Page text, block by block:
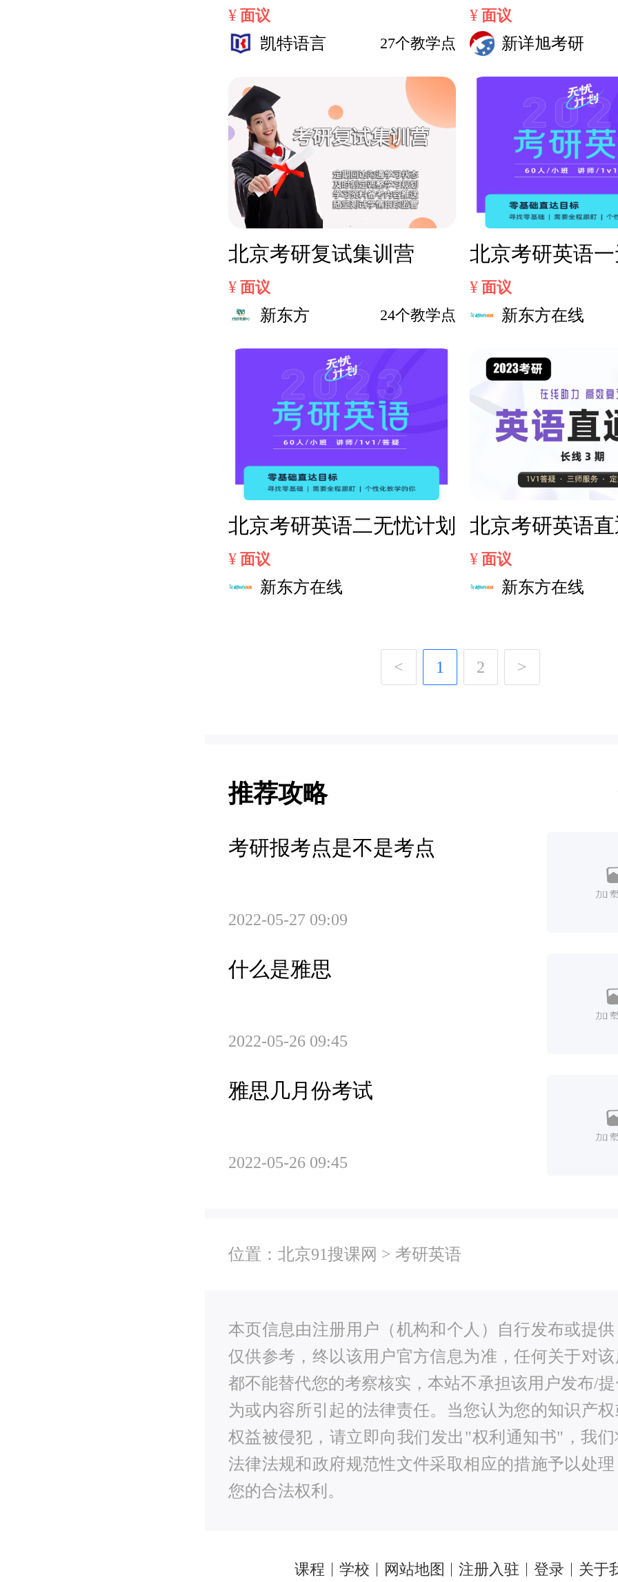
¥ 面议
凯特语言 27个教学点
¥ 面议
新详旭考研
北京考研复试集训营
¥ 面议
新东方 24个教学点
北京考研英语
¥ 面议
新东方在线
北京考研英语二无忧计划
¥ 面议
新东方在线
北京考研英语
¥ 面议
新东方在线
< 1 2 >
推荐攻略
考研报考点是不是考点
2022-05-27 09:09
什么是雅思
2022-05-26 09:45
雅思几月份考试
2022-05-26 09:45
位置： 北京91搜课网 > 考研英语
本页信息由注册用户（机构和个人）自行发布或提
仅供参考，终以该用户官方信息为准，任何关于对
都不能替代您的考察核实，本站不承担该用户发布/
为或内容所引起的法律责任。当您认为您的知识产
权益被侵犯，请立即向我们发出"权利通知书"，我
法律法规和政府规范性文件采取相应的措施予以处
您的合法权利。
课程 学校 网站地图 注册入驻 登录 关于